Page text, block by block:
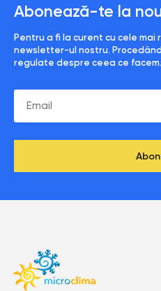
Abonează-te la
Pentru a fi la curent cu cele
newsletter-ul nostru.
regulate despre ceea ce facem.